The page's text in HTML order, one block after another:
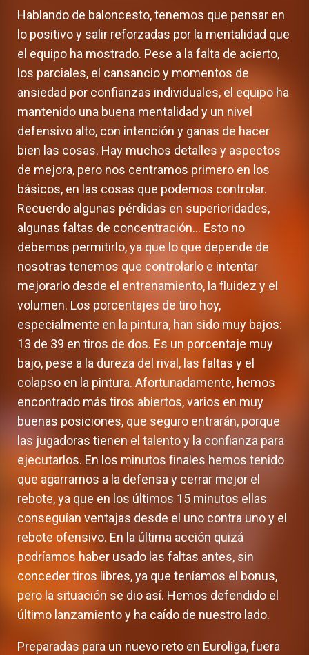
Hablando de baloncesto, tenemos que pensar en
lo positivo y salir reforzadas por la mentalidad que
el equipo ha mostrado. Pese a la falta de acierto,
los parciales, el cansancio y momentos de
ansiedad por confianzas individuales, el equipo ha
mantenido una buena mentalidad y un nivel
defensivo alto, con intención y ganas de hacer
bien las cosas. Hay muchos detalles y aspectos
de mejora, pero nos centramos primero en los
básicos, en las cosas que podemos controlar.
Recuerdo algunas pérdidas en superioridades,
algunas faltas de concentración… Esto no
debemos permitirlo, ya que lo que depende de
nosotras tenemos que controlarlo e intentar
mejorarlo desde el entrenamiento, la fluidez y el
volumen. Los porcentajes de tiro hoy,
especialmente en la pintura, han sido muy bajos:
13 de 39 en tiros de dos. Es un porcentaje muy
bajo, pese a la dureza del rival, las faltas y el
colapso en la pintura. Afortunadamente, hemos
encontrado más tiros abiertos, varios en muy
buenas posiciones, que seguro entrarán, porque
las jugadoras tienen el talento y la confianza para
ejecutarlos. En los minutos finales hemos tenido
que agarrarnos a la defensa y cerrar mejor el
rebote, ya que en los últimos 15 minutos ellas
conseguían ventajas desde el uno contra uno y el
rebote ofensivo. En la última acción quizá
podríamos haber usado las faltas antes, sin
conceder tiros libres, ya que teníamos el bonus,
pero la situación se dio así. Hemos defendido el
último lanzamiento y ha caído de nuestro lado.
Preparadas para un nuevo reto en Euroliga, fuera